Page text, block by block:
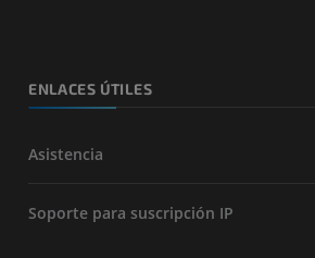
ENLACES ÚTILES
Asistencia
Soporte para suscripción IP